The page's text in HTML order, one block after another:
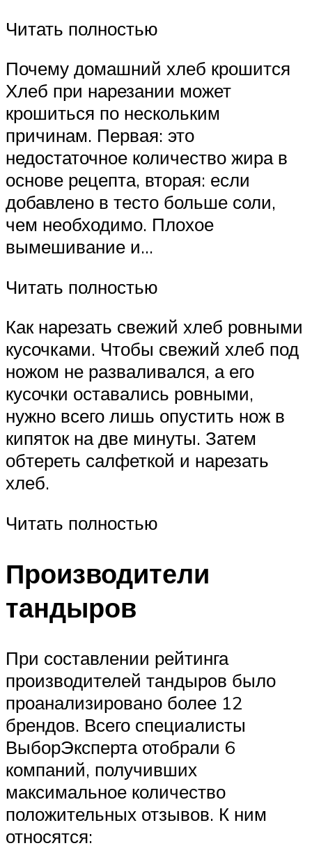
Читать полностью
Почему домашний хлеб крошится
Хлеб при нарезании может
крошиться по нескольким
причинам. Первая: это
недостаточное количество жира в
основе рецепта, вторая: если
добавлено в тесто больше соли,
чем необходимо. Плохое
вымешивание и…
Читать полностью
Как нарезать свежий хлеб ровными
кусочками. Чтобы свежий хлеб под
ножом не разваливался, а его
кусочки оставались ровными,
нужно всего лишь опустить нож в
кипяток на две минуты. Затем
обтереть салфеткой и нарезать
хлеб.
Читать полностью
Производители
тандыров
При составлении рейтинга
производителей тандыров было
проанализировано более 12
брендов. Всего специалисты
ВыборЭксперта отобрали 6
компаний, получивших
максимальное количество
положительных отзывов. К ним
относятся: